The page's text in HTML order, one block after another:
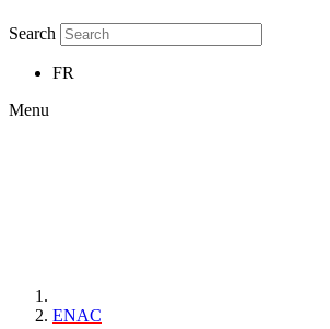
Search
FR
Menu
ENAC